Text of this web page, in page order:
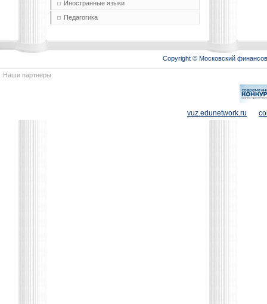
Иностранные языки
Педагогика
Copyright © Московский
Наши партнеры:
vuz.edunetwork.ru